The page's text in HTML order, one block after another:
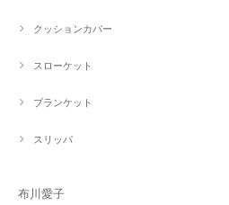
クッションカバー
スローケット
ブランケット
スリッパ
布川愛子